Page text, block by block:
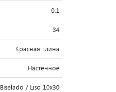
0.1
34
Красная глина
Настенное
Biselado / Liso 10x30